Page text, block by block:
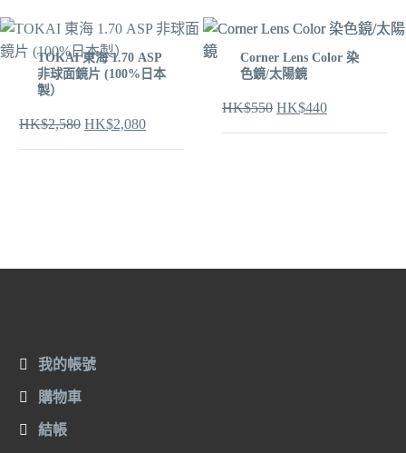
TOKAI 東海 1.70 ASP
非球面鏡片 (100%日本
製）
HK$2,580 HK$2,080
Corner Lens Color 染
色鏡/太陽鏡
HK$550 HK$440
我的帳號
購物車
結帳